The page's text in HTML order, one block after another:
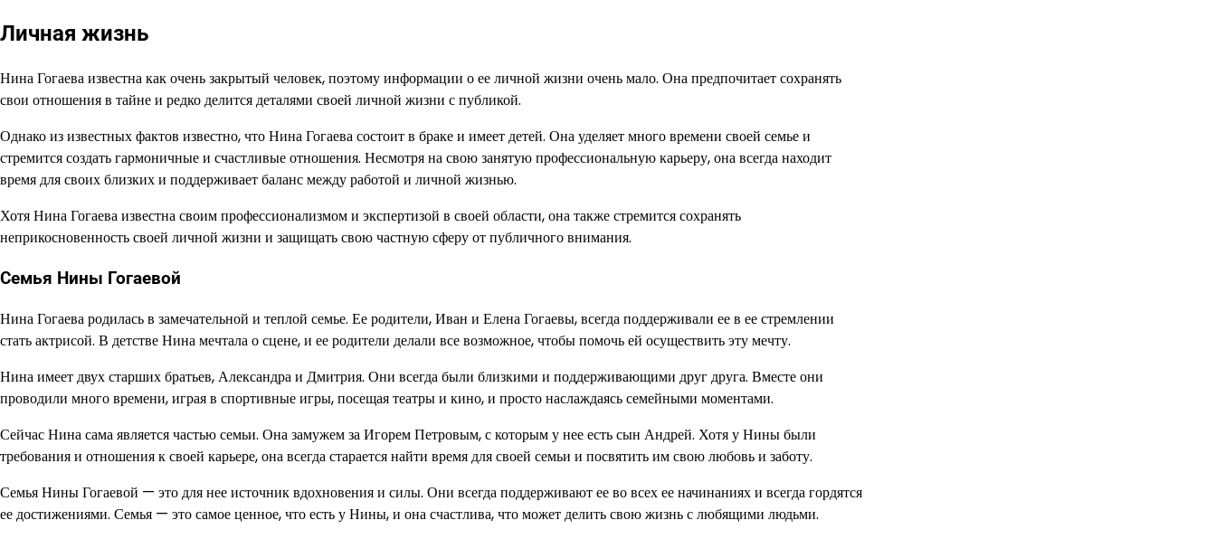
Личная жизнь
Нина Гогаева известна как очень закрытый человек, поэтому информации о ее личной жизни очень мало. Она предпочитает сохранять
свои отношения в тайне и редко делится деталями своей личной жизни с публикой.
Однако из известных фактов известно, что Нина Гогаева состоит в браке и ​​имеет детей. Она уделяет много времени своей семье и
стремится создать гармоничные и счастливые отношения. Несмотря на свою занятую профессиональную карьеру, она всегда находит
время для своих близких и поддерживает баланс между работой и личной жизнью.
Хотя Нина Гогаева известна своим профессионализмом и экспертизой в своей области, она также стремится сохранять
неприкосновенность своей личной жизни и защищать свою частную сферу от публичного внимания.
Семья Нины Гогаевой
Нина Гогаева родилась в замечательной и теплой семье. Ее родители, Иван и Елена Гогаевы, всегда поддерживали ее в ее стремлении
стать актрисой. В детстве Нина мечтала о сцене, и ее родители делали все возможное, чтобы помочь ей осуществить эту мечту.
Нина имеет двух старших братьев, Александра и Дмитрия. Они всегда были близкими и поддерживающими друг друга. Вместе они
проводили много времени, играя в спортивные игры, посещая театры и кино, и просто наслаждаясь семейными моментами.
Сейчас Нина сама является частью семьи. Она замужем за Игорем Петровым, с которым у нее есть сын Андрей. Хотя у Нины были
требования и отношения к своей карьере, она всегда старается найти время для своей семьи и посвятить им свою любовь и заботу.
Семья Нины Гогаевой — это для нее источник вдохновения и силы. Они всегда поддерживают ее во всех ее начинаниях и всегда гордятся
ее достижениями. Семья — это самое ценное, что есть у Нины, и она счастлива, что может делить свою жизнь с любящими людьми.